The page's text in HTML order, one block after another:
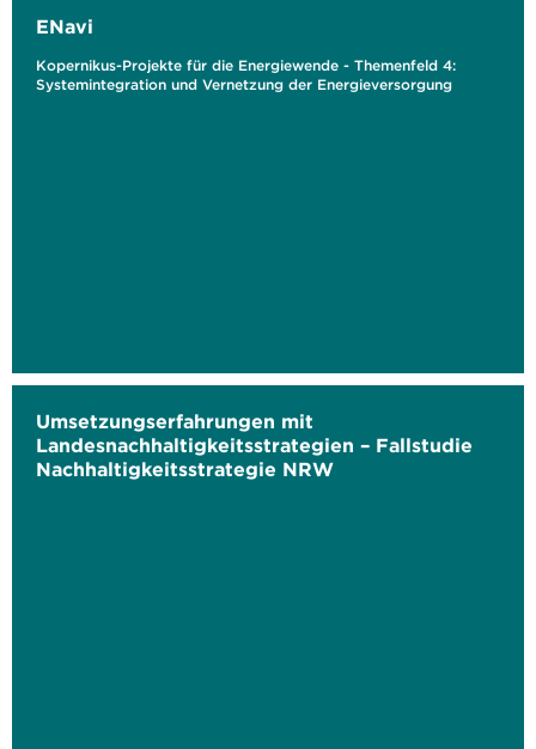
ENavi
Kopernikus-Projekte für die Energiewende - Themenfeld 4:
Systemintegration und Vernetzung der Energieversorgung
Umsetzungserfahrungen mit
Landesnachhaltigkeitsstrategien – Fallstudie
Nachhaltigkeitsstrategie NRW